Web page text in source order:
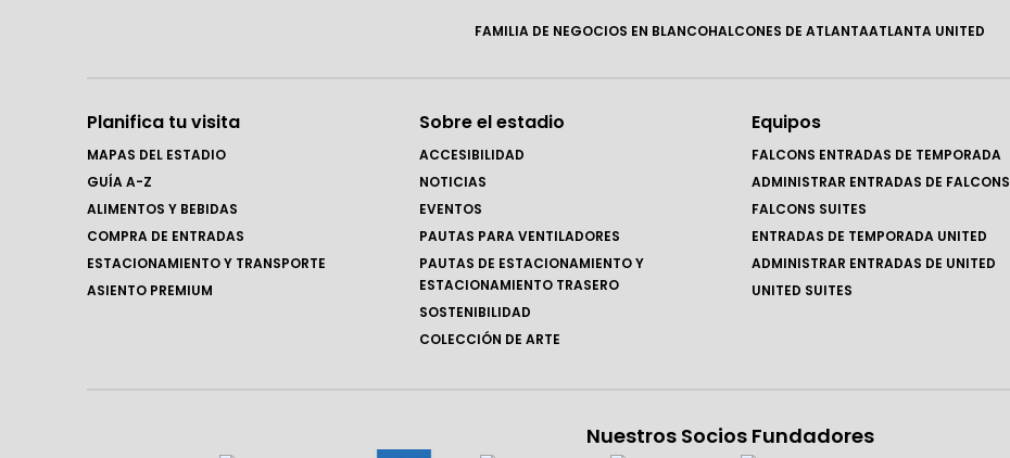
FAMILIA DE NEGOCIOS EN BLANCOHALCONES DE ATLANTAATLANTA UNITED
Planifica tu visita
MAPAS DEL ESTADIO
GUÍA A-Z
ALIMENTOS Y BEBIDAS
COMPRA DE ENTRADAS
ESTACIONAMIENTO Y TRANSPORTE
ASIENTO PREMIUM
Sobre el estadio
ACCESIBILIDAD
NOTICIAS
EVENTOS
PAUTAS PARA VENTILADORES
PAUTAS DE ESTACIONAMIENTO Y
ESTACIONAMIENTO TRASERO
SOSTENIBILIDAD
COLECCIÓN DE ARTE
Equipos
FALCONS ENTRADAS DE TEMPORADA
ADMINISTRAR ENTRADAS DE FALCONS
FALCONS SUITES
ENTRADAS DE TEMPORADA UNITED
ADMINISTRAR ENTRADAS DE UNITED
UNITED SUITES
Nuestros Socios Fundadores